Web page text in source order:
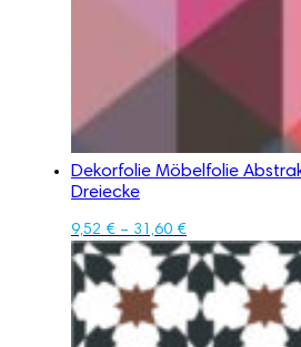
Dekorfolie Möbelfolie
Dreiecke
9,52 € – 31,60 €